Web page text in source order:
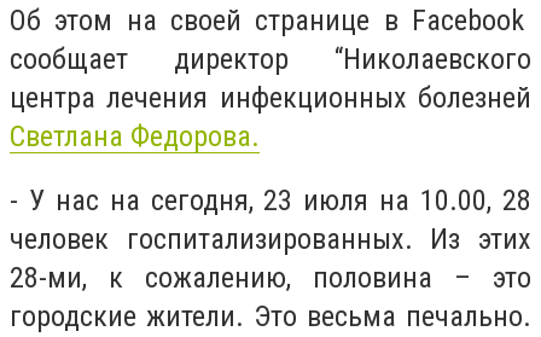
Об этом на своей странице в Facebook
сообщает директор “Николаевского
центра лечения инфекционных болезней
Светлана Федорова.
- У нас на сегодня, 23 июля на 10.00, 28
человек госпитализированных. Из этих
28-ми, к сожалению, половина – это
городские жители. Это весьма печально.